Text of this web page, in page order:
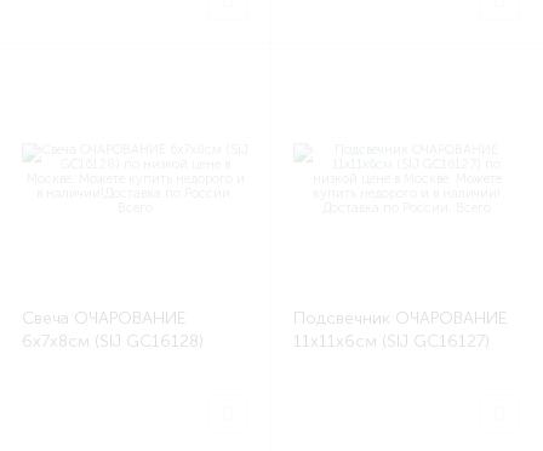
Свеча ОЧАРОВАНИЕ
6х7х8см (SIJ GC16128)
Подсвечник ОЧАРОВАНИЕ
11x11x6см (SIJ GC16127)